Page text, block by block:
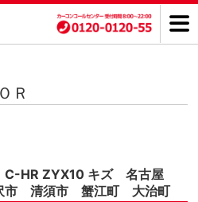
Ｒ
HR ZYX10 キズ 名古屋
清須市 蟹江町 大治町